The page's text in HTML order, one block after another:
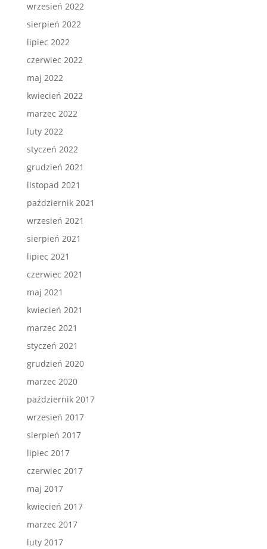
wrzesień 2022
sierpień 2022
lipiec 2022
czerwiec 2022
maj 2022
kwiecień 2022
marzec 2022
luty 2022
styczeń 2022
grudzień 2021
listopad 2021
październik 2021
wrzesień 2021
sierpień 2021
lipiec 2021
czerwiec 2021
maj 2021
kwiecień 2021
marzec 2021
styczeń 2021
grudzień 2020
marzec 2020
październik 2017
wrzesień 2017
sierpień 2017
lipiec 2017
czerwiec 2017
maj 2017
kwiecień 2017
marzec 2017
luty 2017